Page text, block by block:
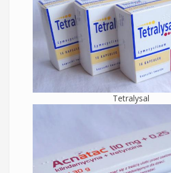
Tetralysal